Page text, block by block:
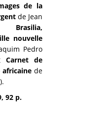
de la
de Jean
Brasilia,
nouvelle
Pedro
Carnet de
de
92 p.